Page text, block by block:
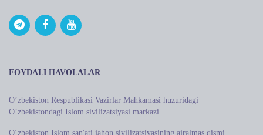
FOYDALI HAVOLALAR
Oʼzbekiston Respublikasi Vazirlar Mahkamasi huzuridagi
Oʼzbekistondagi Islom sivilizatsiyasi markazi
O‘zbekiston Islom san'ati jahon sivilizatsiyasining ajralmas qismi